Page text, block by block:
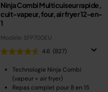
Ninja Combi Multicuiseur rapide,
cuit-vapeur, four, air fryer 12-en-
1
Modèle: SFP700EU
4.6 (827)
Technologie Ninja Combi
(vapeur + air fryer)
Repas complet pour 8 en 15